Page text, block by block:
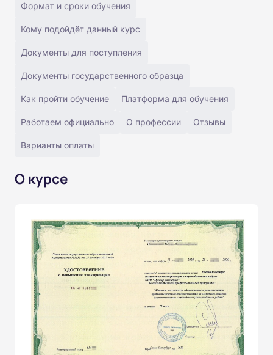
Формат и сроки обучения
Кому подойдёт данный курс
Документы для поступления
Документы государственного образца
Как пройти обучение Платформа для обучения
Работаем официально О профессии Отзывы
Варианты оплаты
О курсе